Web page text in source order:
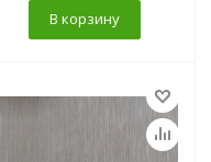
В корзину